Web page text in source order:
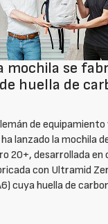
mochila se
huella de
de equipamiento
lanzado la mochila
20+, desarrollada en
con Ultramid
cuya huella de